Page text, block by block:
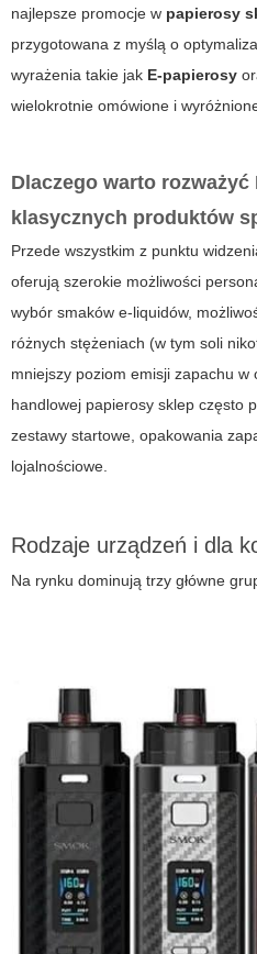
najlepsze promocje w papierosy
przygotowana z myślą o
wyrażenia takie jak E-papierosy
wielokrotnie omówione i
Dlaczego warto rozważyć
klasycznych produktów
Przede wszystkim z punktu
oferują szerokie możliwości
wybór smaków e-liquidów,
różnych stężeniach (w tym soli
mniejszy poziom emisji zapachu
handlowej papierosy sklep często
zestawy startowe, opakowania
lojalnościowe.
Rodzaje urządzeń i dla
Na rynku dominują trzy główne